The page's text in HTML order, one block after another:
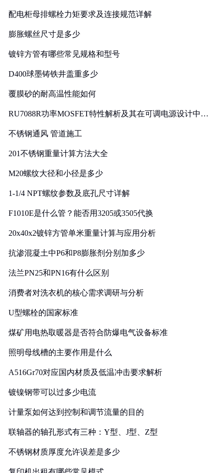
配电柜母排螺栓力矩要求及连接规范详解
膨胀螺丝尺寸是多少
镀锌方管有哪些常见规格和型号
D400球墨铸铁井盖重多少
覆膜砂的耐高温性能如何
RU7088R功率MOSFET特性解析及其在可调电源设计中的
不锈钢通风 管道施工
201不锈钢重量计算方法大全
M20螺纹大径和小径是多少
1-1/4 NPT螺纹参数及底孔尺寸详解
F1010E是什么管？能否用3205或3505代换
20x40x2镀锌方管单米重量计算与应用分析
抗渗混凝土中P6和P8膨胀剂分别加多少
法兰PN25和PN16有什么区别
消费者对洗衣机的核心需求调研与分析
U型螺栓的国家标准
煤矿用电热取暖器是否符合防爆电气设备标准
照明母线槽的主要作用是什么
A516Gr70对应国内材质及低温冲击要求解析
镀镍钢带可以过多少电流
计量泵如何达到控制和调节流量的目的
联轴器的轴孔形式有三种：Y型、J型、Z型
不锈钢材质厚度允许误差是多少